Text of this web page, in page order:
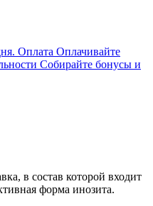
Оплата Оплачивайте
Собирайте бонусы и
в состав которой входит
форма инозита.